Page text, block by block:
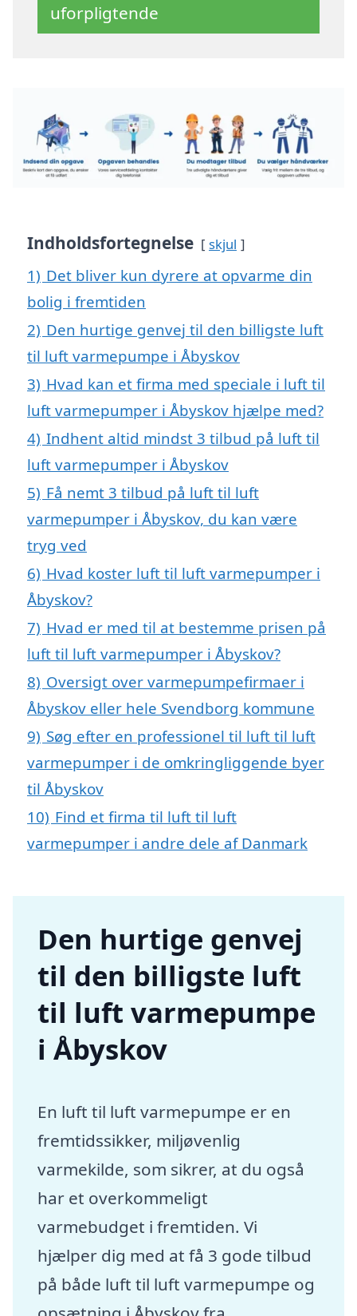
uforpligtende
Indholdsfortegnelse skjul
1) Det bliver kun dyrere at opvarme din
bolig i fremtiden
2) Den hurtige genvej til den billigste luft
til luft varmepumpe i Åbyskov
3) Hvad kan et firma med speciale i luft til
luft varmepumper i Åbyskov hjælpe med?
4) Indhent altid mindst 3 tilbud på luft til
luft varmepumper i Åbyskov
5) Få nemt 3 tilbud på luft til luft
varmepumper i Åbyskov, du kan være
tryg ved
6) Hvad koster luft til luft varmepumper i
Åbyskov?
7) Hvad er med til at bestemme prisen på
luft til luft varmepumper i Åbyskov?
8) Oversigt over varmepumpefirmaer i
Åbyskov eller hele Svendborg kommune
9) Søg efter en professionel til luft til luft
varmepumper i de omkringliggende byer
til Åbyskov
10) Find et firma til luft til luft
varmepumper i andre dele af Danmark
Den hurtige genvej
til den billigste luft
til luft varmepumpe
i Åbyskov
En luft til luft varmepumpe er en
fremtidssikker, miljøvenlig
varmekilde, som sikrer, at du også
har et overkommeligt
varmebudget i fremtiden. Vi
hjælper dig med at få 3 gode tilbud
på både luft til luft varmepumpe og